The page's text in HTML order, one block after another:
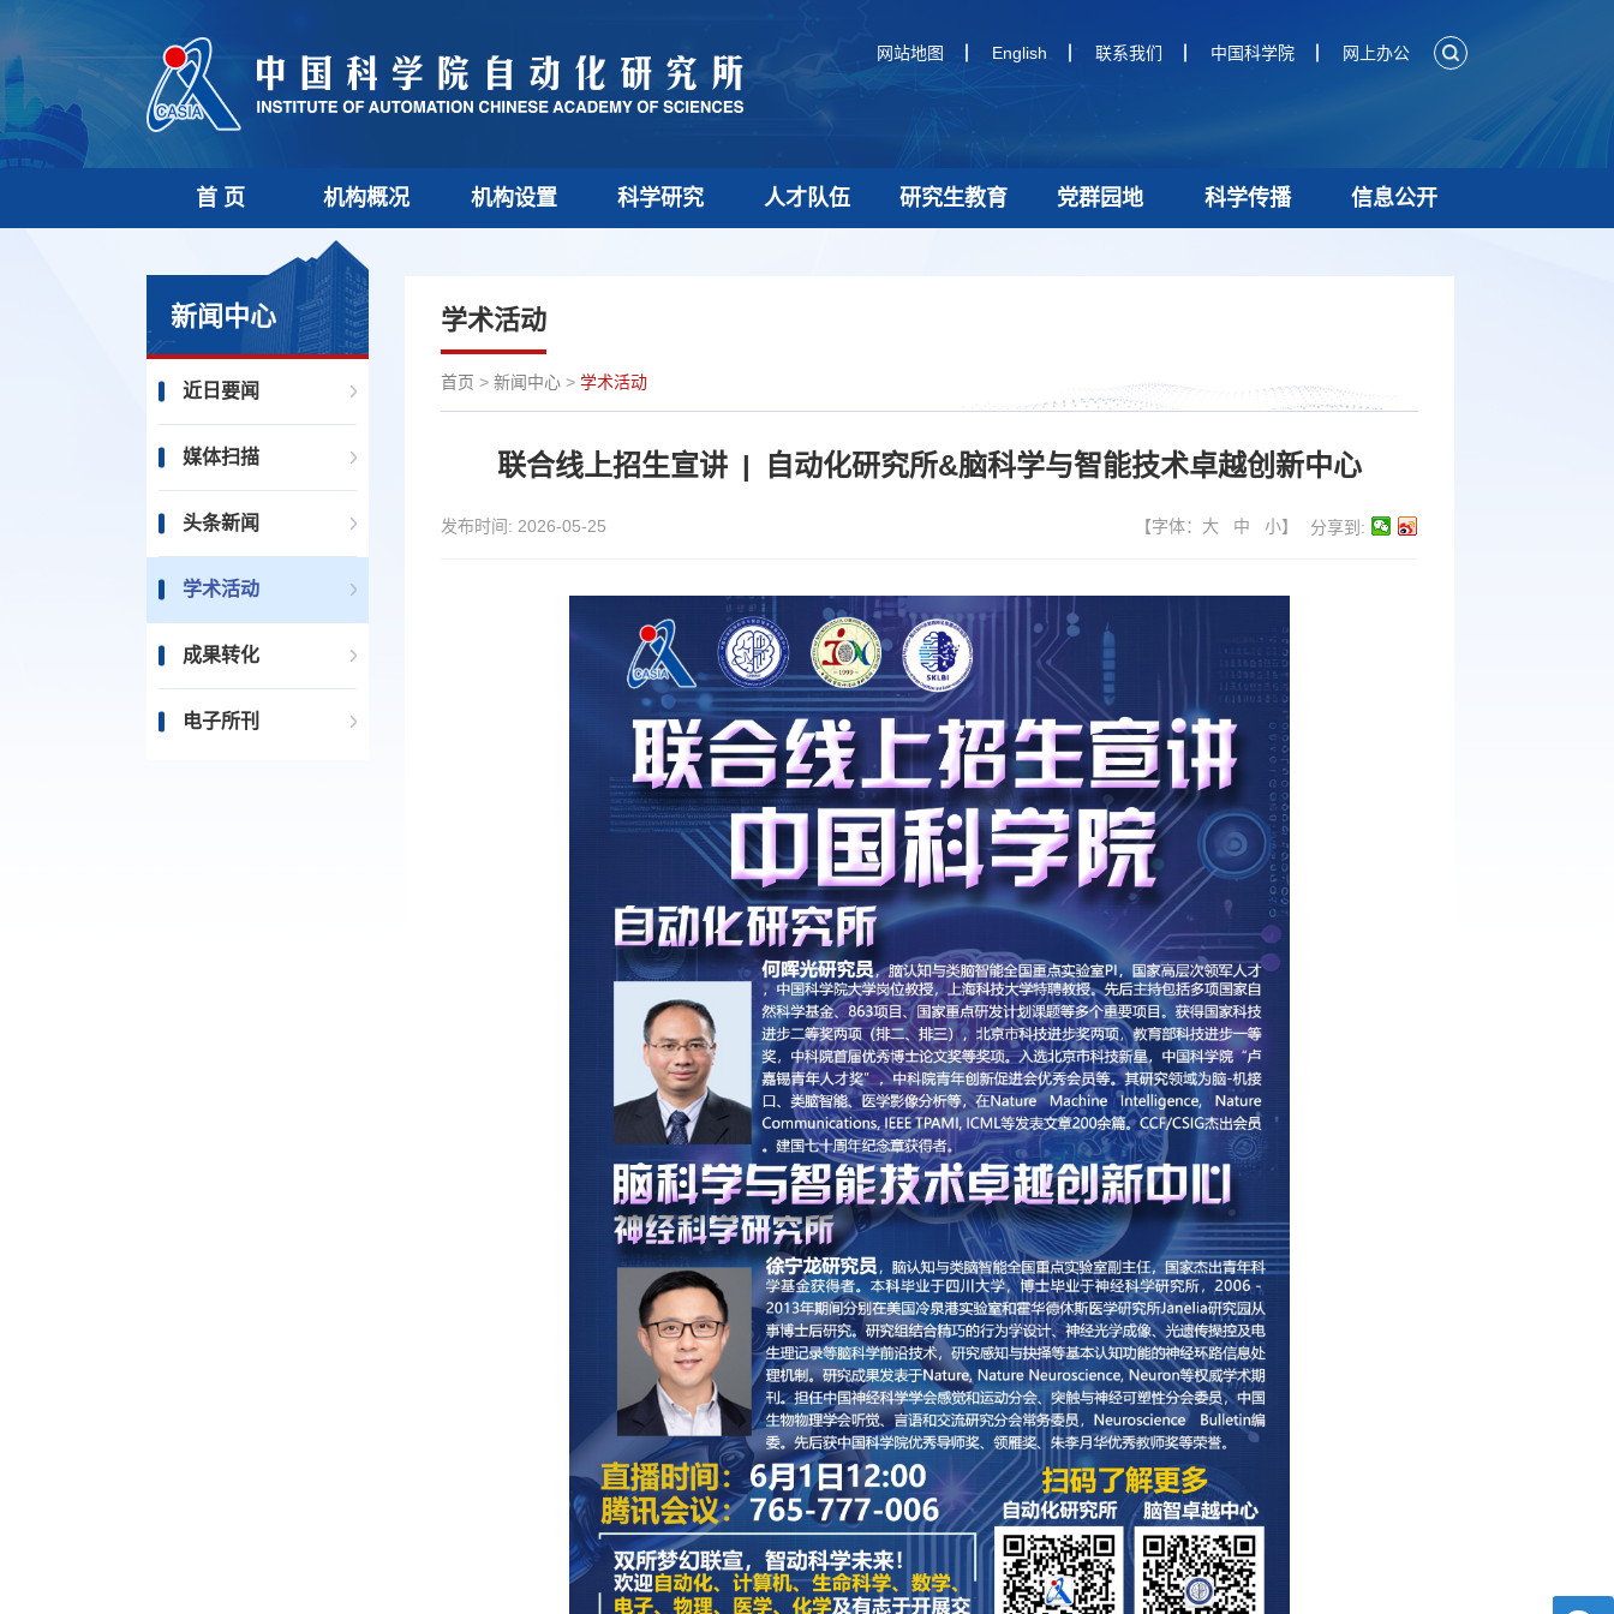
网站地图 English 联系我们 中国科学院 网上办公
首 页 机构概况 机构设置 科学研究 人才队伍 研究生教育 党群园地 科学传播 信息公开
新闻中心
近日要闻
媒体扫描
头条新闻
学术活动
成果转化
电子所刊
学术活动
首页 > 新闻中心> 学术活动
联合线上招生宣讲 | 自动化研究所&脑科学与智能技术卓越创新中心
发布时间: 2026-05-25 分享到:
【字体： 大 中 小】